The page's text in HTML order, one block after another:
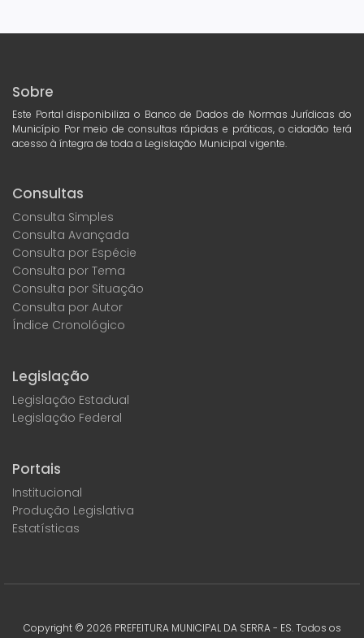
Sobre
Este Portal disponibiliza o Banco de Dados de Normas Jurídicas do
Município Por meio de consultas rápidas e práticas, o cidadão terá
acesso à íntegra de toda a Legislação Municipal vigente.
Consultas
Consulta Simples
Consulta Avançada
Consulta por Espécie
Consulta por Tema
Consulta por Situação
Consulta por Autor
Índice Cronológico
Legislação
Legislação Estadual
Legislação Federal
Portais
Institucional
Produção Legislativa
Estatísticas
Copyright © 2026 PREFEITURA MUNICIPAL DA SERRA - ES. Todos os